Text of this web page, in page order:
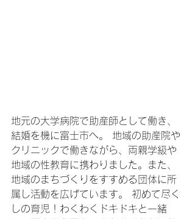
地元の大学病院で助産師として働き、
結婚を機に富士市へ。 地域の助産院や
クリニックで働きながら、両親学級や
地域の性教育に携わりました。また、
地域のまちづくりをすすめる団体に所
属し活動を広げています。 初めて尽く
しの育児！わくわくドキドキと一緒